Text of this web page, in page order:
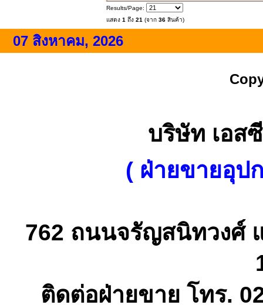
Results/Page:
แสดง 1 ถึง 21 (จาก 36 สินค้า)
07 สิงหาคม, 2026
บริษัท เอส
( ฝ่ายขายอุป
762 ถนนจรัญสนิทวงศ์
ติดต่อฝ่ายขาย โทร.